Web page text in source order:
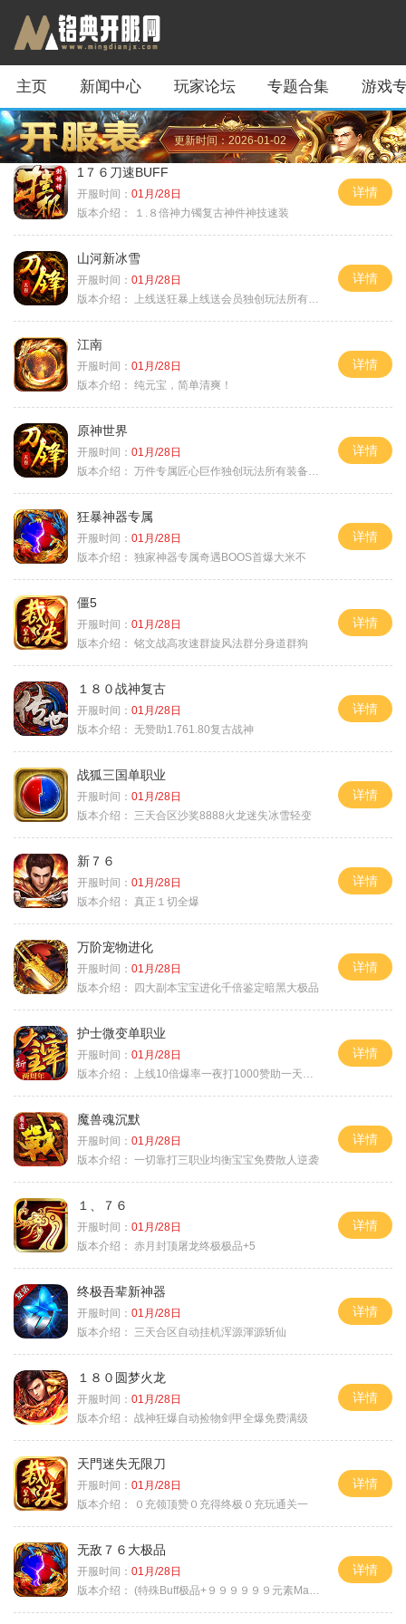
主页 新闻中心 玩家论坛 专题合集 游戏
更新时间：2026-01-02
1７６刀速BUFF
开服时间： 01月/28日
版本介绍：
１.８倍神力镯复古神件神技速装
详情
山河新冰雪
开服时间： 01月/28日
版本介绍：
上线送狂暴上线送会员独创玩法所有装备靠
详情
江南
开服时间： 01月/28日
版本介绍： 纯元宝，简单清爽！
详情
原神世界
开服时间： 01月/28日
版本介绍： 万件专属匠心巨作独创玩法所有装备靠打
详情
狂暴神器专属
开服时间： 01月/28日
版本介绍： 独家神器专属奇遇BOOS首爆大米不
详情
僵5
开服时间： 01月/28日
版本介绍： 铭文战高攻速群旋风法群分身道群狗
详情
１８０战神复古
开服时间： 01月/28日
版本介绍： 无赞助1.761.80复古战神
详情
战狐三国单职业
开服时间： 01月/28日
版本介绍：
三天合区沙奖8888火龙迷失冰雪轻变
详情
新７６
开服时间： 01月/28日
版本介绍： 真正１切全爆
详情
万阶宠物进化
开服时间： 01月/28日
版本介绍：
四大副本宝宝进化千倍鉴定暗黑大极品
详情
护士微变单职业
开服时间： 01月/28日
版本介绍：
上线10倍爆率一夜打1000赞助一天毕业
详情
魔兽魂沉默
开服时间： 01月/28日
版本介绍： 一切靠打三职业均衡宝宝免费散人逆袭
详情
１、７６
开服时间： 01月/28日
版本介绍： 赤月封顶屠龙终极极品+5
详情
终极吾辈新神器
开服时间： 01月/28日
版本介绍：
三天合区自动挂机浑源渾源斩仙
详情
１８０圆梦火龙
开服时间： 01月/28日
版本介绍： 战神狂爆自动捡物剑甲全爆免费满级
详情
天門迷失无限刀
开服时间： 01月/28日
版本介绍：
０充领顶赞０充得终极０充玩通关一
详情
无敌７６大极品
开服时间： 01月/28日
版本介绍： (特殊Buff极品+９９９９９９元素Max）
详情